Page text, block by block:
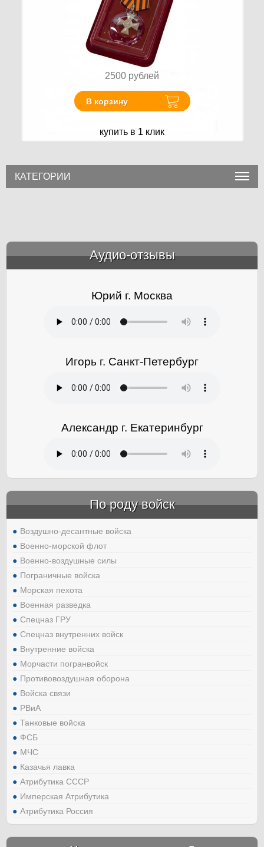
2500 рублей
В корзину
купить в 1 клик
КАТЕГОРИИ
Аудио-отзывы
Юрий г. Москва
Игорь г. Санкт-Петербург
Александр г. Екатеринбург
По роду войск
Воздушно-десантные войска
Военно-морской флот
Военно-воздушные силы
Пограничные войска
Морская пехота
Военная разведка
Спецназ ГРУ
Спецназ внутренних войск
Внутренние войска
Морчасти погранвойск
Противовоздушная оборона
Войска связи
РВиА
Танковые войска
ФСБ
МЧС
Казачья лавка
Атрибутика СССР
Имперская Атрибутика
Атрибутика Россия